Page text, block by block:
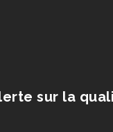
sur la